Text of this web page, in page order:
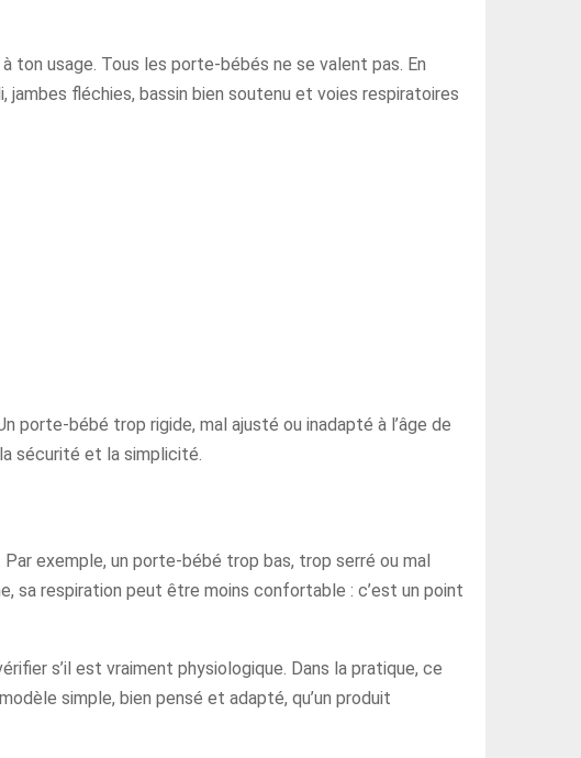
usage. Tous les porte-bébés ne se valent pas. En
fléchies, bassin bien soutenu et voies respiratoires
porte-bébé trop rigide, mal ajusté ou inadapté à l’âge de
sécurité et la simplicité.
exemple, un porte-bébé trop bas, trop serré ou mal
sa respiration peut être moins confortable : c’est un point
s’il est vraiment physiologique. Dans la pratique, ce
simple, bien pensé et adapté, qu’un produit